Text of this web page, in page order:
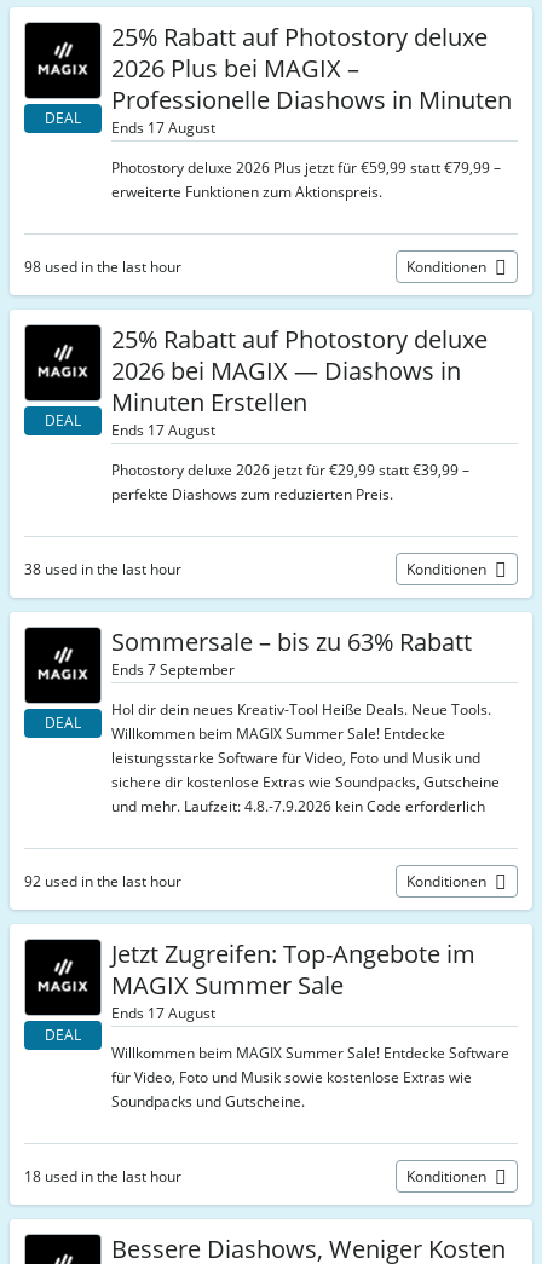
DEAL
25% Rabatt auf Photostory deluxe
2026 Plus bei MAGIX –
Professionelle Diashows in Minuten
Ends 17 August
Photostory deluxe 2026 Plus jetzt für €59,99 statt €79,99 –
erweiterte Funktionen zum Aktionspreis.
98 used in the last hour Konditionen
DEAL
25% Rabatt auf Photostory deluxe
2026 bei MAGIX — Diashows in
Minuten Erstellen
Ends 17 August
Photostory deluxe 2026 jetzt für €29,99 statt €39,99 –
perfekte Diashows zum reduzierten Preis.
38 used in the last hour Konditionen
DEAL
Sommersale – bis zu 63% Rabatt
Ends 7 September
Hol dir dein neues Kreativ-Tool Heiße Deals. Neue Tools.
Willkommen beim MAGIX Summer Sale! Entdecke
leistungsstarke Software für Video, Foto und Musik und
sichere dir kostenlose Extras wie Soundpacks, Gutscheine
und mehr. Laufzeit: 4.8.-7.9.2026 kein Code erforderlich
92 used in the last hour Konditionen
DEAL
Jetzt Zugreifen: Top-Angebote im
MAGIX Summer Sale
Ends 17 August
Willkommen beim MAGIX Summer Sale! Entdecke Software
für Video, Foto und Musik sowie kostenlose Extras wie
Soundpacks und Gutscheine.
18 used in the last hour Konditionen
Bessere Diashows, Weniger Kosten